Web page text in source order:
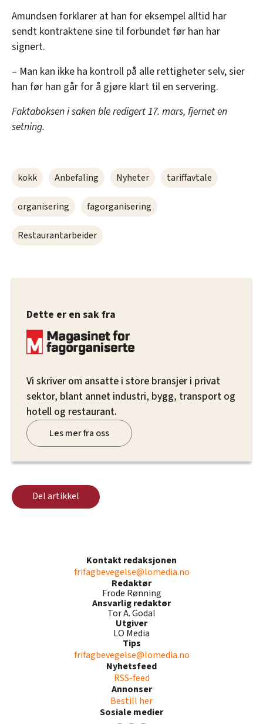
Amundsen forklarer at han for eksempel alltid har
sendt kontraktene sine til forbundet før han har
signert.
– Man kan ikke ha kontroll på alle rettigheter selv, sier
han før han går for å gjøre klart til en servering.
Faktaboksen i saken ble redigert 17. mars, fjernet en
setning.
kokk Anbefaling Nyheter tariffavtale
organisering fagorganisering
Restaurantarbeider
Dette er en sak fra
Vi skriver om ansatte i store bransjer i privat
sektor, blant annet industri, bygg, transport og
hotell og restaurant.
Les mer fra oss
Del artikkel
Kontakt redaksjonen
frifagbevegelse@lomedia.no
Redaktør
Frode Rønning
Ansvarlig redaktør
Tor A. Godal
Utgiver
LO Media
Tips
frifagbevegelse@lomedia.no
Nyhetsfeed
RSS-feed
Annonser
Bestill her
Sosiale medier